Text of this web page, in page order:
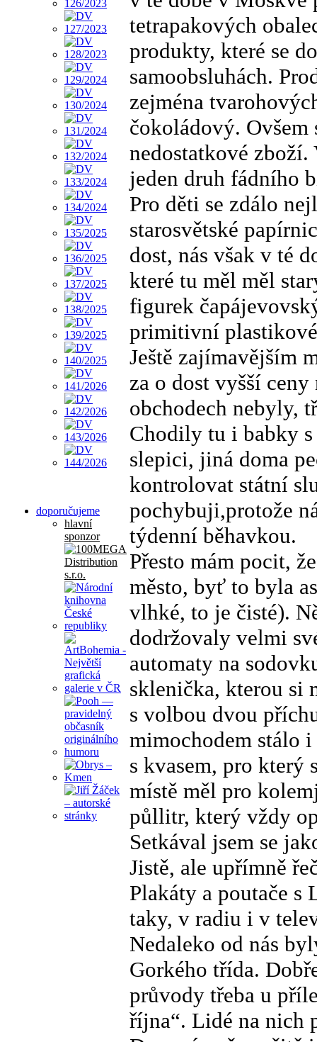
doporučujeme
hlavní
sponzor
tetrapakových
produkty, které se
samoobsluhách.
zejména
čokoládový.
nedostatkové
jeden druh fádního
Pro děti se zdálo
starosvětské
dost, nás však v té
které tu měl měl
figurek
primitivní
Ještě zajímavějším
za o dost vyšší
obchodech nebyly,
Chodily tu i babky
slepici, jiná doma
kontrolovat státní
pochybuji,protože
týdenní běhavkou.
Přesto mám pocit,
město, byť to byla
vlhké, to je čisté).
dodržovaly velmi
automaty na
sklenička, kterou si
s volbou dvou
mimochodem stálo
s kvasem, pro který
místě měl pro
půllitr, který vždy
Setkával jsem se
Jistě, ale upřímně
Plakáty a poutače
taky, v radiu i v
Nedaleko od nás
Gorkého třída.
průvody třeba u
října“. Lidé na nich